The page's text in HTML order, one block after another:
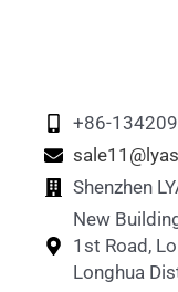
en silicone
+86-
Shenzhen
New
1st Road,
Longhua